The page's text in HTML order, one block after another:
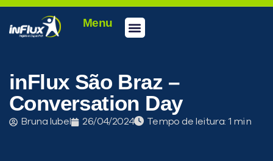
Menu
inFlux São Braz –
Conversation Day
Bruna Iubel 26/04/2024 Tempo de leitura: